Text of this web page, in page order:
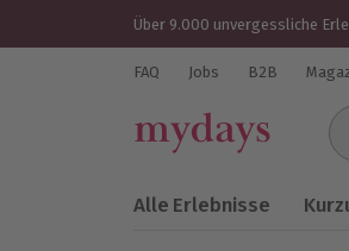
Über 9.000 unvergessliche
FAQ Jobs B2B
Alle Erlebnisse